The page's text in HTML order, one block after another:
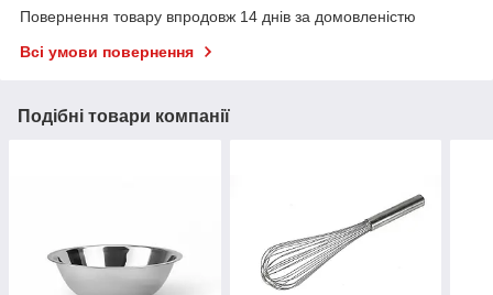
Повернення товару впродовж 14 днів за домовленістю
Всі умови повернення
Подібні товари компанії